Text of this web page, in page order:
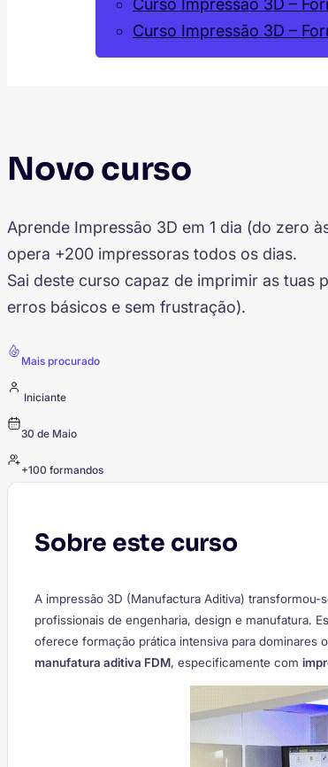
Curso Impressão 3D –
Novo curso
Aprende Impressão 3D em 1 dia (do zero
opera +200 impressoras todos os dias.
Sai deste curso capaz de imprimir as tuas
erros básicos e sem frustração).
Mais procurado
Iniciante
30 de Maio
+100 formandos
Sobre este curso
A impressão 3D (Manufactura Aditiva) transformou-
profissionais de engenharia, design e manufatura.
oferece formação prática intensiva para dominares
manufatura aditiva FDM, especificamente com